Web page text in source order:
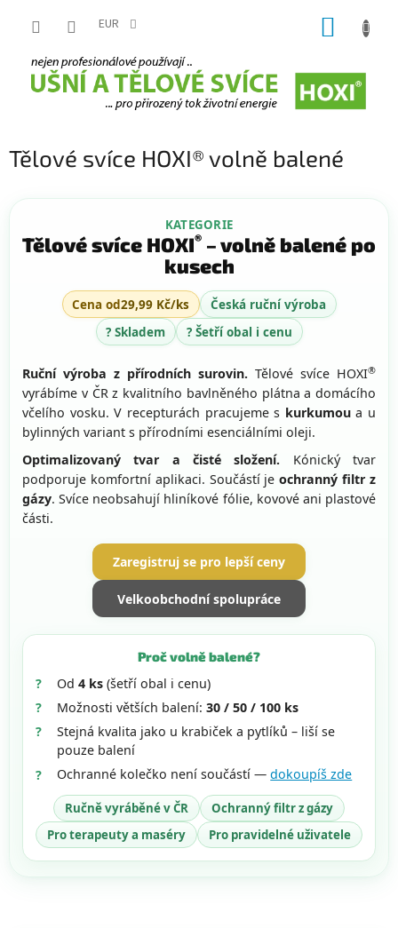
EUR
Tělové svíce HOXI® volně balené
KATEGORIE
Tělové svíce HOXI® – volně balené po
kusech
Cena od29,99 Kč/ks
Česká ruční výroba
? Skladem
? Šetří obal i cenu
Ruční výroba z přírodních surovin. Tělové svíce HOXI®
vyrábíme v ČR z kvalitního bavlněného plátna a domácího
včelího vosku. V recepturách pracujeme s kurkumoua u
bylinných variant s přírodními esenciálními oleji.
Optimalizovaný tvar a čisté složení. Kónický tvar
podporuje komfortní aplikaci. Součástí jeochranný filtr z
gázy. Svíce neobsahují hliníkové fólie, kovové ani plastové
části.
Zaregistruj se pro lepší ceny
Velkoobchodní spolupráce
Proč volně balené?
Od4 ks (šetří obal i cenu)
Možnosti větších balení:30 / 50 / 100 ks
Stejná kvalita jako u krabiček a pytlíků – liší se
pouze balení
Ochranné kolečko není součástí —dokoupíš zde
Ručně vyráběné v ČR
Ochranný filtr z gázy
Pro terapeuty a maséry
Pro pravidelné uživatele